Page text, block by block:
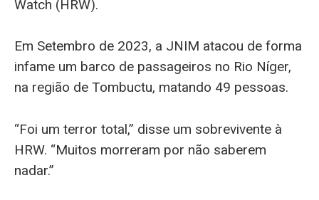
Watch (HRW).
Em Setembro de 2023, a JNIM atacou de forma
infame um barco de passageiros no Rio Níger,
na região de Tombuctu, matando 49 pessoas.
“Foi um terror total,” disse um sobrevivente à
HRW. “Muitos morreram por não saberem
nadar.”